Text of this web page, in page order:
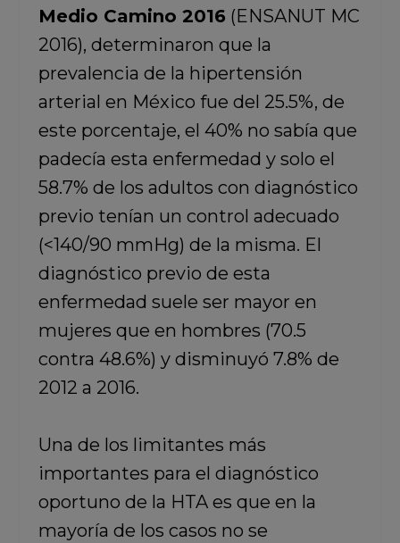
Medio Camino 2016 (ENSANUT MC
2016), determinaron que la
prevalencia de la hipertensión
arterial en México fue del 25.5%, de
este porcentaje, el 40% no sabía que
padecía esta enfermedad y solo el
58.7% de los adultos con diagnóstico
previo tenían un control adecuado
(<140/90 mmHg) de la misma. El
diagnóstico previo de esta
enfermedad suele ser mayor en
mujeres que en hombres (70.5
contra 48.6%) y disminuyó 7.8% de
2012 a 2016.
Una de los limitantes más
importantes para el diagnóstico
oportuno de la HTA es que en la
mayoría de los casos no se